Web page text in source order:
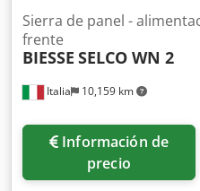
Italia 10,159 km
Sierra de panel -
frente
BIESSE SELCO WN 2
Información de
precio